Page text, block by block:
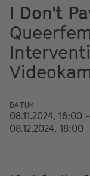
I Don't
DATUM
08.11.2024, 16:00 -
08.12.2024, 18:00